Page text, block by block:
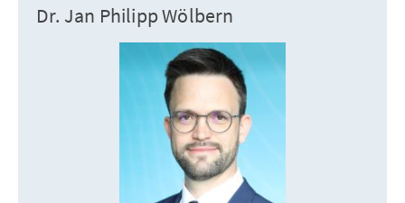
Dr. Jan Philipp Wölbern